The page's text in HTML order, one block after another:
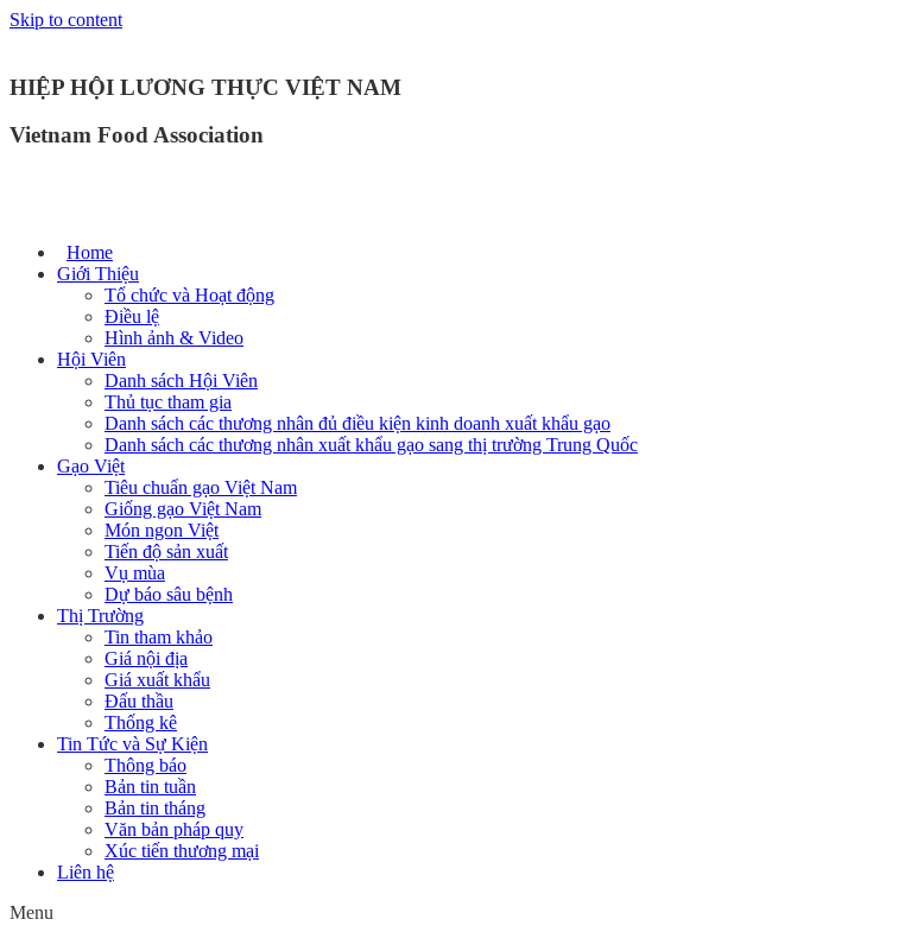
Skip to content
HIỆP HỘI LƯƠNG THỰC VIỆT NAM
Vietnam Food Association
Home
Giới Thiệu
Tổ chức và Hoạt động
Điều lệ
Hình ảnh & Video
Hội Viên
Danh sách Hội Viên
Thủ tục tham gia
Danh sách các thương nhân đủ điều kiện kinh doanh xuất khẩu gạo
Danh sách các thương nhân xuất khẩu gạo sang thị trường Trung Quốc
Gạo Việt
Tiêu chuẩn gạo Việt Nam
Giống gạo Việt Nam
Món ngon Việt
Tiến độ sản xuất
Vụ mùa
Dự báo sâu bệnh
Thị Trường
Tin tham khảo
Giá nội địa
Giá xuất khẩu
Đấu thầu
Thống kê
Tin Tức và Sự Kiện
Thông báo
Bản tin tuần
Bản tin tháng
Văn bản pháp quy
Xúc tiến thương mại
Liên hệ
Menu